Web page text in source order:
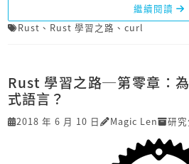
繼續閱讀
Rust 、 Rust 學習之路 、 curl
Rust 學習之路─第零章：
式語言？
2018 年 6 月 10 日 Magic Len 研